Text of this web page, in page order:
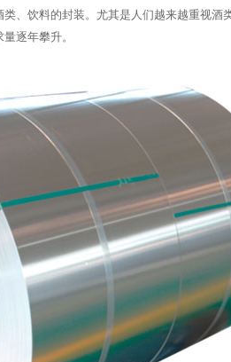
、饮料的封装。尤其是人们越来越重视酒
逐年攀升。